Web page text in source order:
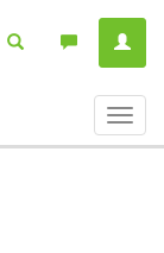
ein-/